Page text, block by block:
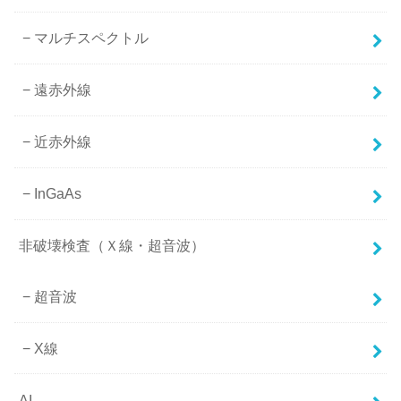
マルチスペクトル
遠赤外線
近赤外線
InGaAs
非破壊検査（Ｘ線・超音波）
超音波
X線